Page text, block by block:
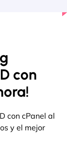
con
con cPanel al
y el mejor